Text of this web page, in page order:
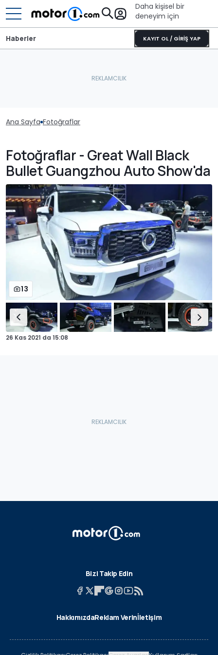
Daha kişisel bir
deneyim için
KAYIT OL / GİRİŞ YAP
Haberler
Ana Sayfa Fotoğraflar
Fotoğraflar - Great Wall Black
Bullet Guangzhou Auto Show'da
13
26 Kas 2021 da 15:08
Bizi Takip Edin
HakkımızdaReklam Verinİletişim